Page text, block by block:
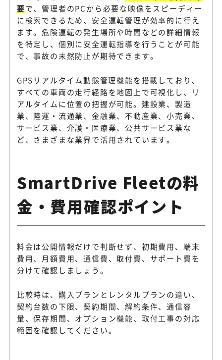
要で、管理者のPCから必要な映像をスピーディー
に検索できるため、安全運転管理が効率的に行え
ます。危険運転の発生場所や時間などの詳細情報
を特定し、個別に安全運転指導を行うことが可能
で、事故の未然防止が期待できます。
GPSリアルタイム動態管理機能を搭載しており、
すべての車両の走行経路を地図上で可視化し、リ
アルタイムに位置の把握が可能。建設業、製造
業、陸運・流通業、金融業、不動産業、小売業、
サービス業、介護・医療業、公共サービス業な
ど、さまざまな業界で活用されています。
SmartDrive Fleetの料
金・費用確認ポイント
料金は公開情報だけで判断せず、初期費用、端末
費用、月額費用、通信費、取付費、サポート費を
分けて確認しましょう。
比較時は、購入プランとレンタルプランの違い、
契約台数の下限、契約期間、解約条件、通信容
量、保存期間、オプション機能、取付工事の対応
範囲を確認してください。